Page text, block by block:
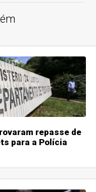
repasse de
para a Polícia